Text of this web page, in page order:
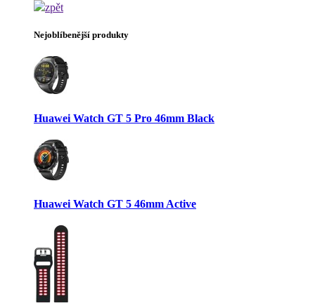
zpět
Nejoblíbenější produkty
Huawei Watch GT 5 Pro 46mm Black
Huawei Watch GT 5 46mm Active